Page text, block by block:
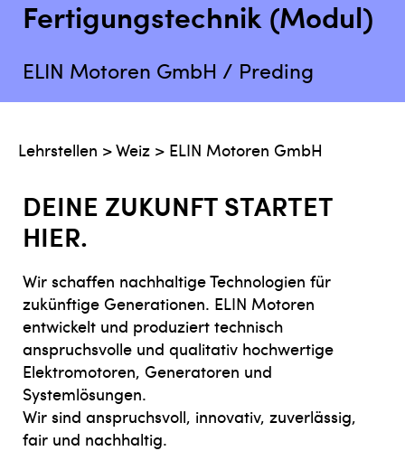
Fertigungstechnik (Modul)
ELIN Motoren GmbH / Preding
Lehrstellen >Weiz > ELIN Motoren GmbH
DEINE ZUKUNFT STARTET
HIER.
Wir schaffen nachhaltige Technologien für
zukünftige Generationen. ELIN Motoren
entwickelt und produziert technisch
anspruchsvolle und qualitativ hochwertige
Elektromotoren, Generatoren und
Systemlösungen.
Wir sind anspruchsvoll, innovativ, zuverlässig,
fair und nachhaltig.